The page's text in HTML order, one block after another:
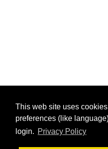
This web site uses
preferences (like
login. Privacy Policy